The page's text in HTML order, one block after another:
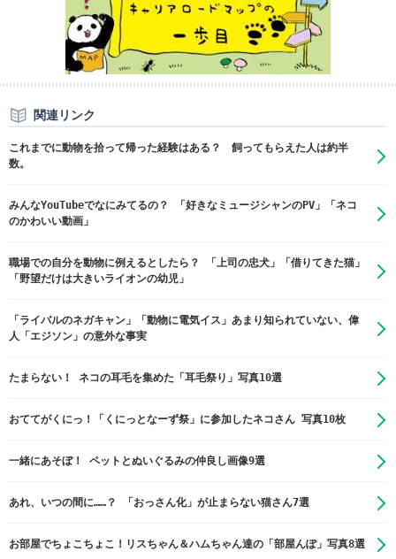
関連リンク
これまでに動物を拾って帰った経験はある？ 飼ってもらえた人は約半
数。
みんなYouTubeでなにみてるの？ 「好きなミュージシャンのPV」「ネコ
のかわいい動画」
職場での自分を動物に例えるとしたら？ 「上司の忠犬」「借りてきた猫」
「野望だけは大きいライオンの幼児」
「ライバルのネガキャン」「動物に電気イス」あまり知られていない、偉
人「エジソン」の意外な事実
たまらない！ ネコの耳毛を集めた「耳毛祭り」写真10選
おててがくにっ！「くにっとなーず祭」に参加したネコさん 写真10枚
一緒にあそぼ！ ペットとぬいぐるみの仲良し画像9選
あれ、いつの間に……？ 「おっさん化」が止まらない猫さん7選
お部屋でちょこちょこ！リスちゃん＆ハムちゃん達の「部屋んぽ」写真8選